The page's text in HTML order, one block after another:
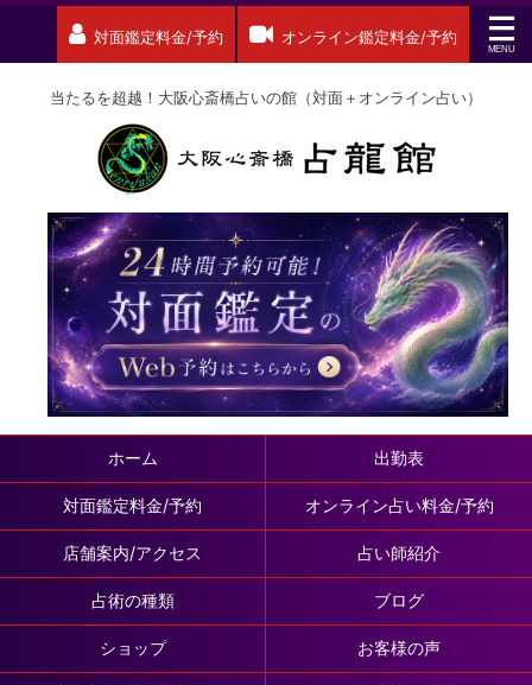
対面鑑定料金/予約 オンライン鑑定料金/予約
当たるを超越！大阪心斎橋占いの館（対面＋オンライン占い）
ホーム 出勤表
対面鑑定料金/予約 オンライン占い料金/予約
店舗案内/アクセス 占い師紹介
占術の種類 ブログ
ショップ お客様の声